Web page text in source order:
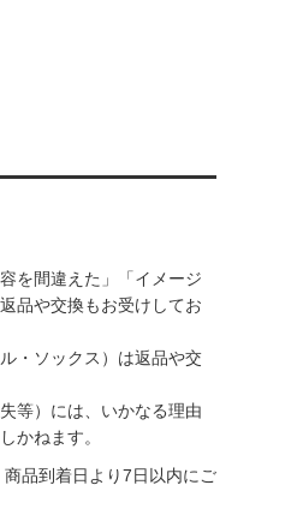
を間違えた」「イメージ
品や交換もお受けしてお
・ソックス）は返品や交
等）には、いかなる理由
かねます。
品到着日より7日以内にご